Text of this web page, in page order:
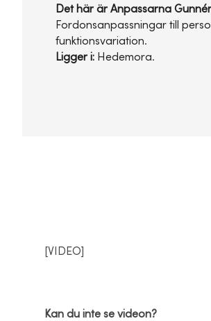
Det här är Anpassarna
Fordonsanpassningar till
funktionsvariation.
Ligger i: Hedemora.
[VIDEO]
Kan du inte se videon?